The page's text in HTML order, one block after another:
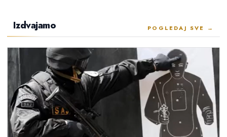
Izdvajamo POGLEDAJ SVE →